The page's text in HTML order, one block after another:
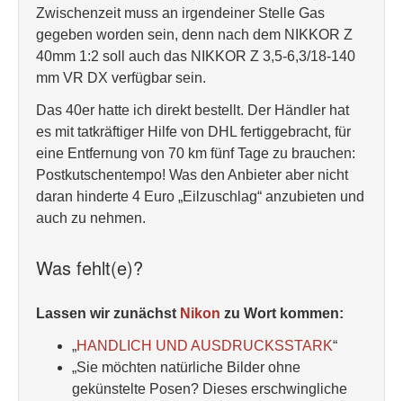
Zwischenzeit muss an irgendeiner Stelle Gas
gegeben worden sein, denn nach dem NIKKOR Z
40mm 1:2 soll auch das NIKKOR Z 3,5-6,3/18-140
mm VR DX verfügbar sein.
Das 40er hatte ich direkt bestellt. Der Händler hat
es mit tatkräftiger Hilfe von DHL fertiggebracht, für
eine Entfernung von 70 km fünf Tage zu brauchen:
Postkutschentempo! Was den Anbieter aber nicht
daran hinderte 4 Euro „Eilzuschlag“ anzubieten und
auch zu nehmen.
Was fehlt(e)?
Lassen wir zunächst Nikon zu Wort kommen:
„HANDLICH UND AUSDRUCKSSTARK“
„Sie möchten natürliche Bilder ohne
gekünstelte Posen? Dieses erschwingliche